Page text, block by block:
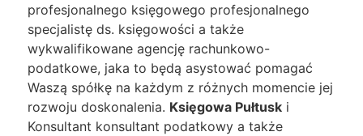
profesjonalnego księgowego profesjonalnego
specjalistę ds. księgowości a także
wykwalifikowane agencję rachunkowo-
podatkowe, jaka to będą asystować pomagać
Waszą spółkę na każdym z różnych momencie jej
rozwoju doskonalenia. Księgowa Pułtusk i
Konsultant konsultant podatkowy a także